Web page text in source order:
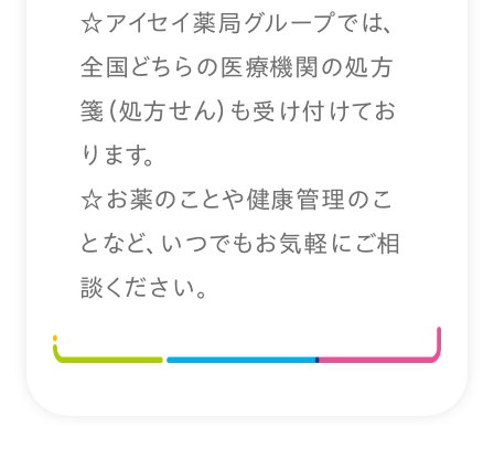
☆アイセイ薬局グループでは、
全国どちらの医療機関の処方
箋（処方せん）も受け付けてお
ります。
☆お薬のことや健康管理のこ
となど、いつでもお気軽にご相
談ください。